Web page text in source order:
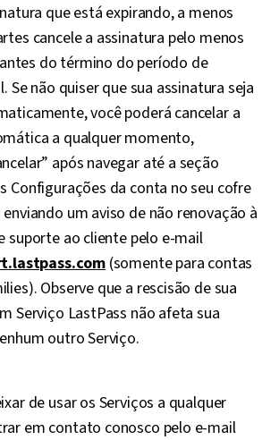
que está expirando, a menos
cancele a assinatura pelo menos
do término do período de
Se não quiser que sua assinatura seja
você poderá cancelar a
a qualquer momento,
após navegar até a seção
Configurações da conta no seu cofre
um aviso de não renovação à
suporte ao cliente pelo e-mail
(somente para contas
Observe que a rescisão de sua
Serviço LastPass não afeta sua
outro Serviço.
de usar os Serviços a qualquer
em contato conosco pelo e-mail